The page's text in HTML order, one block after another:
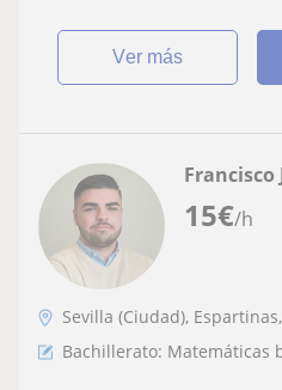
ver más
15€/h
Francisco
Sevilla (Ciudad),
Bachillerato: Matemáticas